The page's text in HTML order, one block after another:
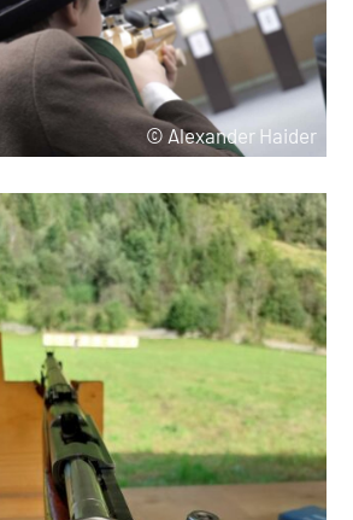
© Alexander Haider